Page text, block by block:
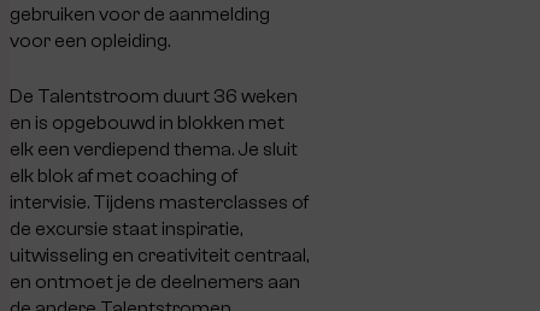
gebruiken voor de aanmelding
voor een opleiding.
De Talentstroom duurt 36 weken
en is opgebouwd in blokken met
elk een verdiepend thema. Je sluit
elk blok af met coaching of
intervisie. Tijdens masterclasses of
de excursie staat inspiratie,
uitwisseling en creativiteit centraal,
en ontmoet je de deelnemers aan